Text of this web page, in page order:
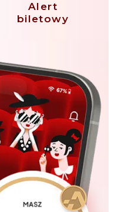
Alert
biletowy